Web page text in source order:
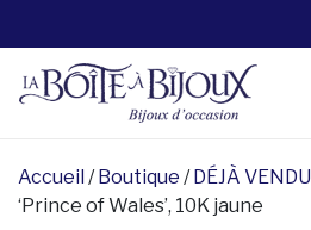
Accueil /Boutique /DÉJÀ VENDU
‘Prince of Wales’, 10K jaune